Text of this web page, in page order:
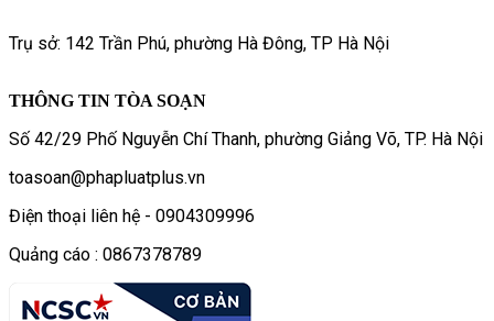
Trụ sở: 142 Trần Phú, phường Hà Đông, TP Hà Nội
THÔNG TIN TÒA SOẠN
Số 42/29 Phố Nguyễn Chí Thanh, phường Giảng Võ, TP. Hà Nội
toasoan@phapluatplus.vn
Điện thoại liên hệ - 0904309996
Quảng cáo : 0867378789